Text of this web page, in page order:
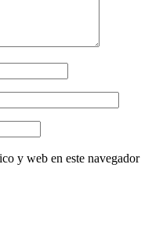
y web en este navegador